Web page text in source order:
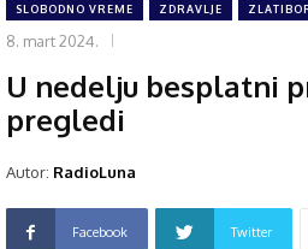
SLOBODNO VREME ZDRAVLJE
8. mart 2024.
U nedelju besplatni
pregledi
Autor: RadioLuna
Facebook Twitter